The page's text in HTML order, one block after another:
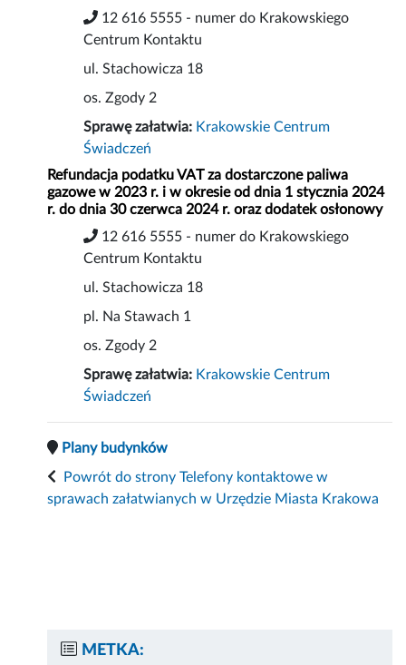
12 616 5555 - numer do Krakowskiego
Centrum Kontaktu
ul. Stachowicza 18
os. Zgody 2
Sprawę załatwia: Krakowskie Centrum
Świadczeń
Refundacja podatku VAT za dostarczone paliwa
gazowe w 2023 r. i w okresie od dnia 1 stycznia 2024
r. do dnia 30 czerwca 2024 r. oraz dodatek osłonowy
12 616 5555 - numer do Krakowskiego
Centrum Kontaktu
ul. Stachowicza 18
pl. Na Stawach 1
os. Zgody 2
Sprawę załatwia: Krakowskie Centrum
Świadczeń
Plany budynków
Powrót do strony Telefony kontaktowe w
sprawach załatwianych w Urzędzie Miasta Krakowa
METKA: